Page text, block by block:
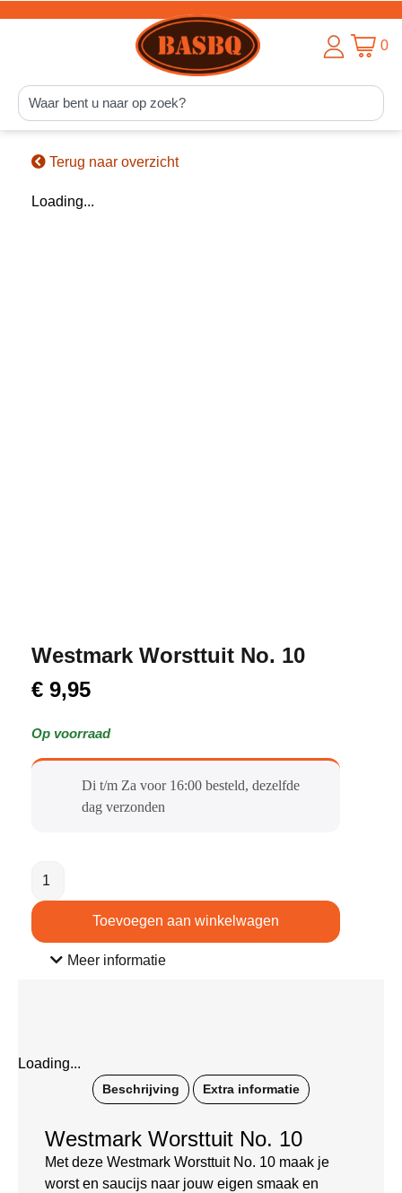
0
Terug naar overzicht
Loading...
Westmark Worsttuit No. 10
€ 9,95
Op voorraad
Di t/m Za voor 16:00 besteld, dezelfde
dag verzonden​
Toevoegen aan winkelwagen
Meer informatie
Loading...
Beschrijving Extra informatie
Westmark Worsttuit No. 10
Met deze Westmark Worsttuit No. 10 maak je
worst en saucijs naar jouw eigen smaak en